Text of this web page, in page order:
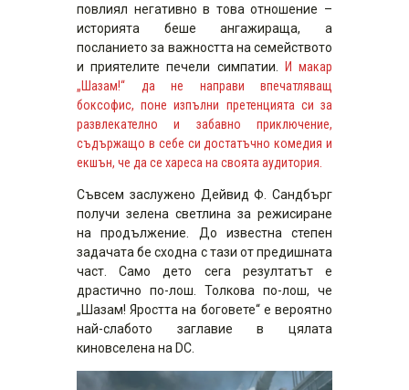
повлиял негативно в това отношение –
историята беше ангажираща, а
посланието за важността на семейството
и приятелите печели симпатии.
И макар
„Шазам!“ да не направи впечатляващ
боксофис, поне изпълни претенцията си за
развлекателно и забавно приключение,
съдържащо в себе си достатъчно комедия и
екшън, че да се хареса на своята аудитория.
Съвсем заслужено Дейвид Ф. Сандбърг
получи зелена светлина за режисиране
на продължение. До известна степен
задачата бе сходна с тази от предишната
част. Само дето сега резултатът е
драстично по-лош. Толкова по-лош, че
„Шазам! Яростта на боговете“ е вероятно
най-слабото заглавие в цялата
киновселена на DC.